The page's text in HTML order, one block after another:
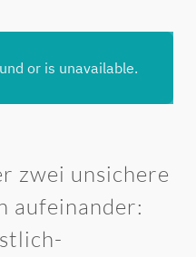
zwei unsichere
aufeinander: